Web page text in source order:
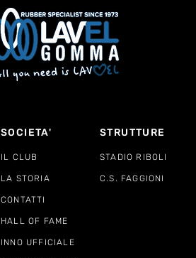
SOCIETA' STRUTTURE
IL CLUB STADIO RIBOLI
LA STORIA C.S. FAGGIONI
CONTATTI
HALL OF FAME
INNO UFFICIALE